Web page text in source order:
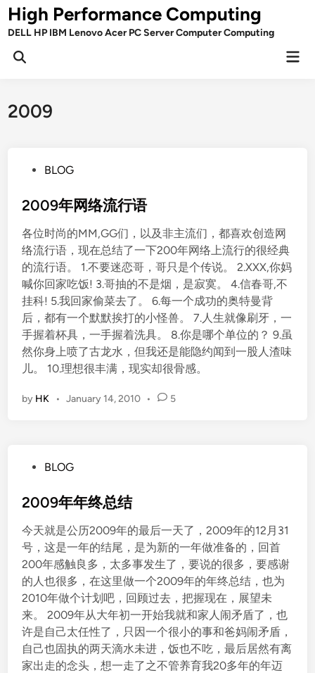
Skip
toHigh Performance Computing
DELL HP IBM Lenovo Acer PC Server Computer Computing
Open
2009
s
e
d
i
n
BLOG
2009年网络流行语
各位时尚的MM,GG们，以及非主流们，都喜欢创造网
络流行语，现在总结了一下200年网络上流行的很经典
的流行语。 1.不要迷恋哥，哥只是个传说。 2.XXX,你妈
喊你回家吃饭! 3.哥抽的不是烟，是寂寞。 4.信春哥,不
挂科! 5.我回家偷菜去了。 6.每一个成功的奥特曼背
后，都有一个默默挨打的小怪兽。 7.人生就像刷牙，一
手握着杯具，一手握着洗具。 8.你是哪个单位的？ 9.虽
然你身上喷了古龙水，但我还是能隐约闻到一股人渣味
儿。 10.理想很丰满，现实却很骨感。
by HK • January 14, 2010 • 5
s
e
d
i
n
BLOG
2009年年终总结
今天就是公历2009年的最后一天了，2009年的12月31
号，这是一年的结尾，是为新的一年做准备的，回首
200年感触良多，太多事发生了，要说的很多，要感谢
的人也很多，在这里做一个2009年的年终总结，也为
2010年做个计划吧，回顾过去，把握现在，展望未
来。 2009年从大年初一开始我就和家人闹矛盾了，也
许是自己太任性了，只因一个很小的事和爸妈闹矛盾，
自己也固执的两天滴水未进，饭也不吃，最后居然有离
家出走的念头，想一走了之不管养育我20多年的年迈